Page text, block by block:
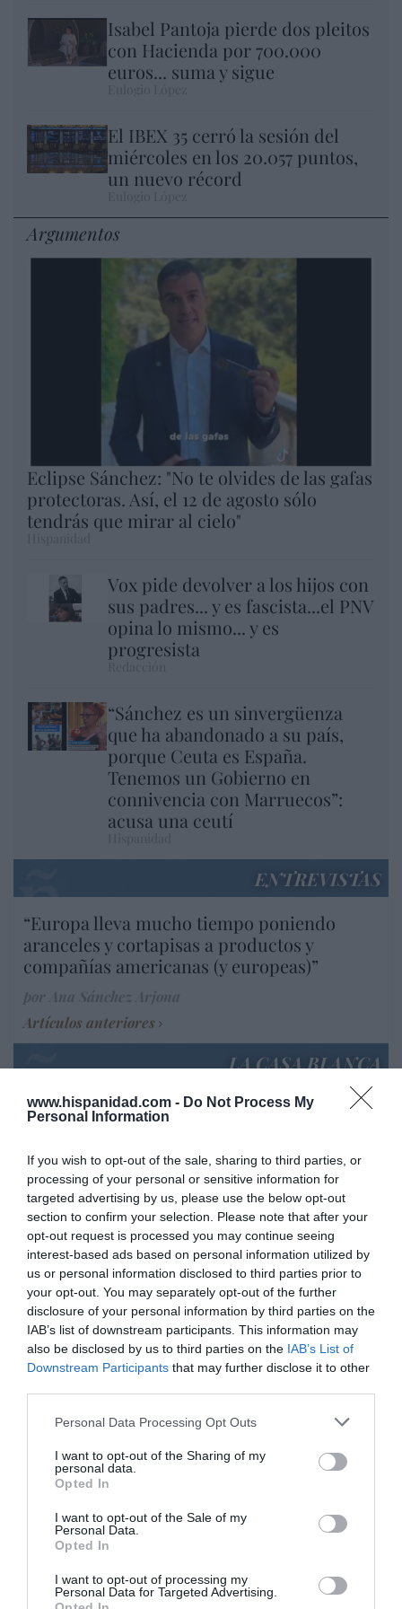
www.hispanidad.com - Do Not Process My
Personal Information
If you wish to opt-out of the sale, sharing to third parties, or
processing of your personal or sensitive information for
targeted advertising by us, please use the below opt-out
section to confirm your selection. Please note that after your
opt-out request is processed you may continue seeing
interest-based ads based on personal information utilized by
us or personal information disclosed to third parties prior to
your opt-out. You may separately opt-out of the further
disclosure of your personal information by third parties on the
IAB’s list of downstream participants. This information may
also be disclosed by us to third parties on the IAB’s List of
Downstream Participants that may further disclose it to other
Personal Data Processing Opt Outs
I want to opt-out of the Sharing of my
personal data.
Opted In
I want to opt-out of the Sale of my
Personal Data.
Opted In
I want to opt-out of processing my
Personal Data for Targeted Advertising.
Isabel Pantoja pierde dos pleitos
con Hacienda por 700.000
euros... suma y sigue
El IBEX 35 cerró la sesión del
miércoles en los 20.057 puntos,
un nuevo récord
Argumentos
Eclipse Sánchez: "No te olvides de las gafas
protectoras. Así, el 12 de agosto sólo
tendrás que mirar al cielo"
Vox pide devolver a los hijos con
sus padres... y es fascista...el PNV
opina lo mismo... y es
progresista
“Sánchez es un sinvergüenza
que ha abandonado a su país,
porque Ceuta es España.
Tenemos un Gobierno en
connivencia con Marruecos”:
acusa una ceutí
ENTREVISTAS
“Europa lleva mucho tiempo poniendo
aranceles y cortapisas a productos y
compañías americanas (y europeas)”
Artículos anteriores
LA CASA BLANCA
EEUU. Inquietante escenario: una tercera
parte de los demócratas se define como
“socialista”
por Ignacio Aguirre
Artículos anteriores
Cartas al director
Dios es el señor de los eclipses
Soy viejo... y no lo puedo evitar
Minucias visuales
La última comunión de los 15 hermanos de
San Juan de Dios, el 30 de julio de 1936, en
Calafell (Tarragona)
La Resistencia
Historia Contemporánea
Artículos anteriores
Fuego